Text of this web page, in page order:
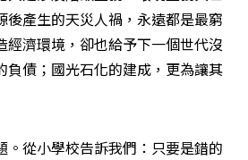
後產生的天災人禍，永遠都是最窮
經濟環境，卻也給予下一個世代沒
負債；國光石化的建成，更為讓其
。從小學校告訴我們：只要是錯的